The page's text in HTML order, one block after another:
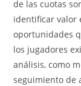
de las cuotas
identificar valor
oportunidades
los jugadores
análisis, como
seguimiento de